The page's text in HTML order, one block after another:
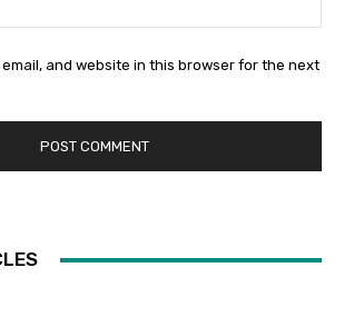
email, and website in this browser for the next